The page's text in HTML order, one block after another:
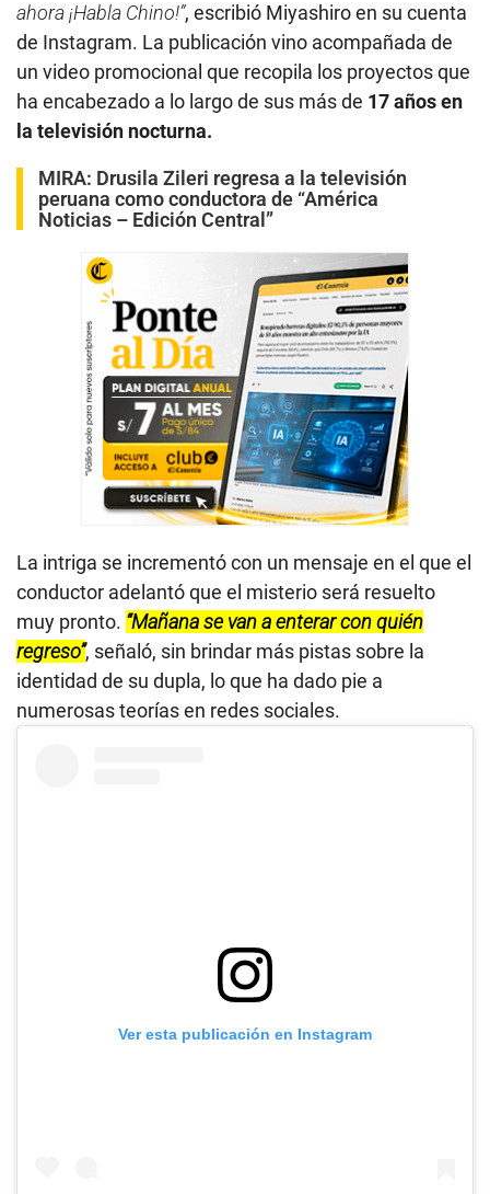
ahora ¡Habla Chino!”, escribió Miyashiro en su cuenta
de Instagram. La publicación vino acompañada de
un video promocional que recopila los proyectos que
ha encabezado a lo largo de sus más de 17 años en
la televisión nocturna.
MIRA: Drusila Zileri regresa a la televisión
peruana como conductora de “América
Noticias – Edición Central”
La intriga se incrementó con un mensaje en el que el
conductor adelantó que el misterio será resuelto
muy pronto. “Mañana se van a enterar con quién
regreso”, señaló, sin brindar más pistas sobre la
identidad de su dupla, lo que ha dado pie a
numerosas teorías en redes sociales.
Ver esta publicación en Instagram